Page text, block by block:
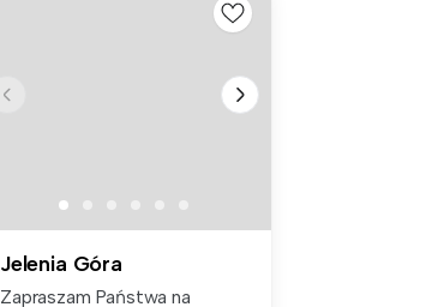
Jelenia Góra
Zapraszam Państwa na